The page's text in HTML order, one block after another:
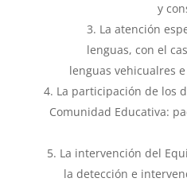
y
La atención
lenguas, con el
lenguas vehicualres
La participación de los
Comunidad Educativa:
La intervención del
la detección e